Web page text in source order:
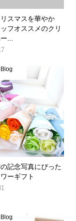
スマスを華やか
フオススメのクリ
...
記念写真にぴった
ーギフト